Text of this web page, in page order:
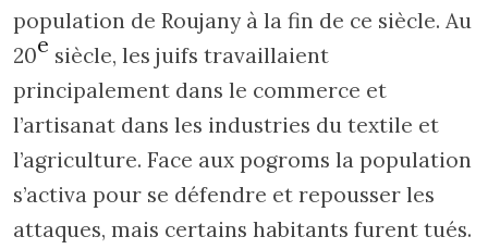
population de Roujany à la fin de ce siècle. Au
20e siècle, les juifs travaillaient
principalement dans le commerce et
l’artisanat dans les industries du textile et
l’agriculture. Face aux pogroms la population
s’activa pour se défendre et repousser les
attaques, mais certains habitants furent tués.